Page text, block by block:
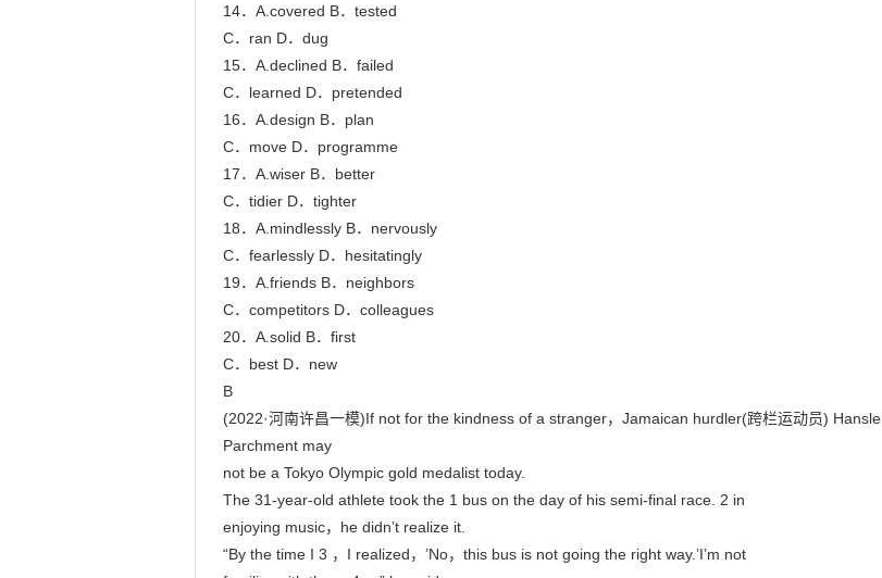
14．A.covered B．tested
C．ran D．dug
15．A.declined B．failed
C．learned D．pretended
16．A.design B．plan
C．move D．programme
17．A.wiser B．better
C．tidier D．tighter
18．A.mindlessly B．nervously
C．fearlessly D．hesitatingly
19．A.friends B．neighbors
C．competitors D．colleagues
20．A.solid B．first
C．best D．new
B
(2022·河南许昌一模)If not for the kindness of a stranger，Jamaican hurdler(跨栏运动员) Hansle
Parchment may
not be a Tokyo Olympic gold medalist today.
The 31-year-old athlete took the 1 bus on the day of his semi-final race. 2 in
enjoying music，he didn’t realize it.
“By the time I 3 ，I realized，’No，this bus is not going the right way.’I’m not